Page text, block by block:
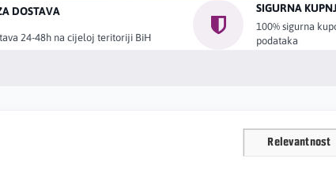
DOSTAVA
24-48h na cijeloj teritoriji BiH
SIGURNA
100% sigurna
podataka
Relevantnost